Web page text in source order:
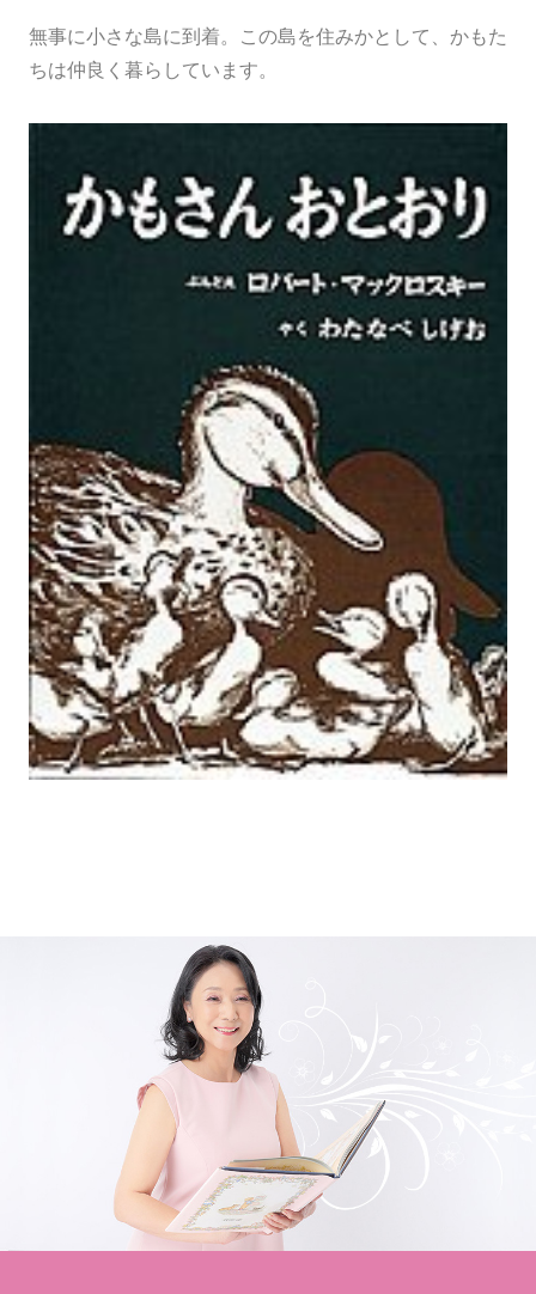
無事に小さな島に到着。この島を住みかとして、かもた
ちは仲良く暮らしています。